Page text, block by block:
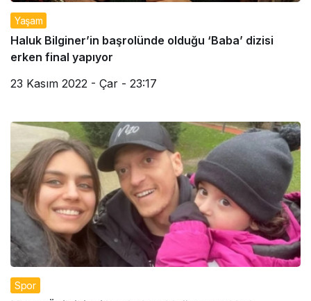
Yaşam
Haluk Bilginer’in başrolünde olduğu ‘Baba’ dizisi
erken final yapıyor
23 Kasım 2022 - Çar - 23:17
Spor